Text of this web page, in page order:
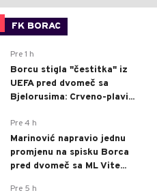
FK BORAC
Pre 1 h
Borcu stigla "čestitka" iz
UEFA pred dvomeč sa
Bjelorusima: Crveno-plavi...
Pre 4 h
Marinović napravio jednu
promjenu na spisku Borca
pred dvomeč sa ML Vite...
Pre 5 h